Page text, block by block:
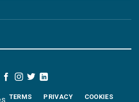
TERMS PRIVACY COOKIES